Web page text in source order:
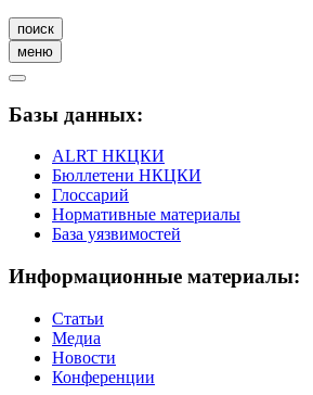
поиск
меню
Базы данных:
ALRT НКЦКИ
Бюллетени НКЦКИ
Глоссарий
Нормативные материалы
База уязвимостей
Информационные материалы:
Статьи
Медиа
Новости
Конференции